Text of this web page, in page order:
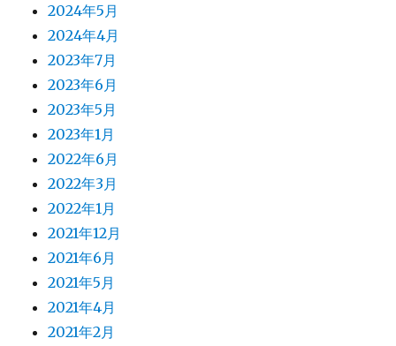
2024年5月
2024年4月
2023年7月
2023年6月
2023年5月
2023年1月
2022年6月
2022年3月
2022年1月
2021年12月
2021年6月
2021年5月
2021年4月
2021年2月